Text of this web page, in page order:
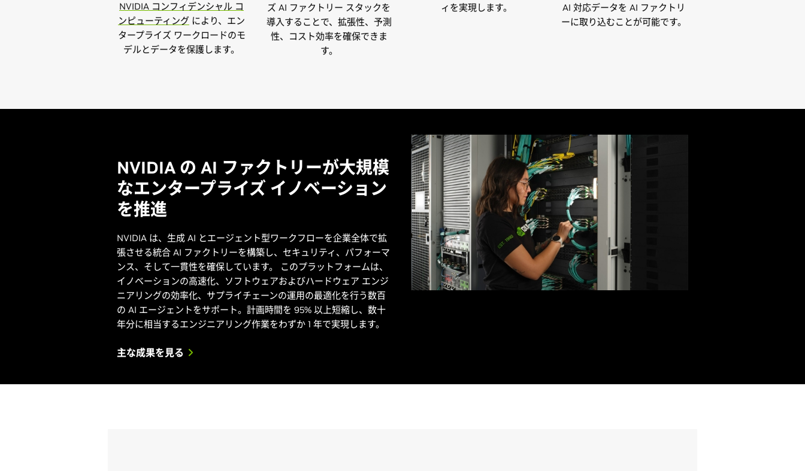
NVIDIA コンフィデンシャル コ
ンピューティング により、エン
タープライズ ワークロードのモ
デルとデータを保護します。
ズ AI ファクトリー スタックを
導入することで、拡張性、予測
性、コスト効率を確保できま
す。
ィを実現します。
AI 対応データを AI ファクトリ
ーに取り込むことが可能です。
NVIDIA の AI ファクトリーが大規模
なエンタープライズ イノベーション
を推進
NVIDIA は、生成 AI とエージェント型ワークフローを企業全体で拡
張させる統合 AI ファクトリーを構築し、セキュリティ、パフォーマ
ンス、そして一貫性を確保しています。 このプラットフォームは、
イノベーションの高速化、ソフトウェアおよびハードウェア エンジ
ニアリングの効率化、サプライチェーンの運用の最適化を行う数百
の AI エージェントをサポート。計画時間を 95% 以上短縮し、数十
年分に相当するエンジニアリング作業をわずか 1 年で実現します。
主な成果を見る